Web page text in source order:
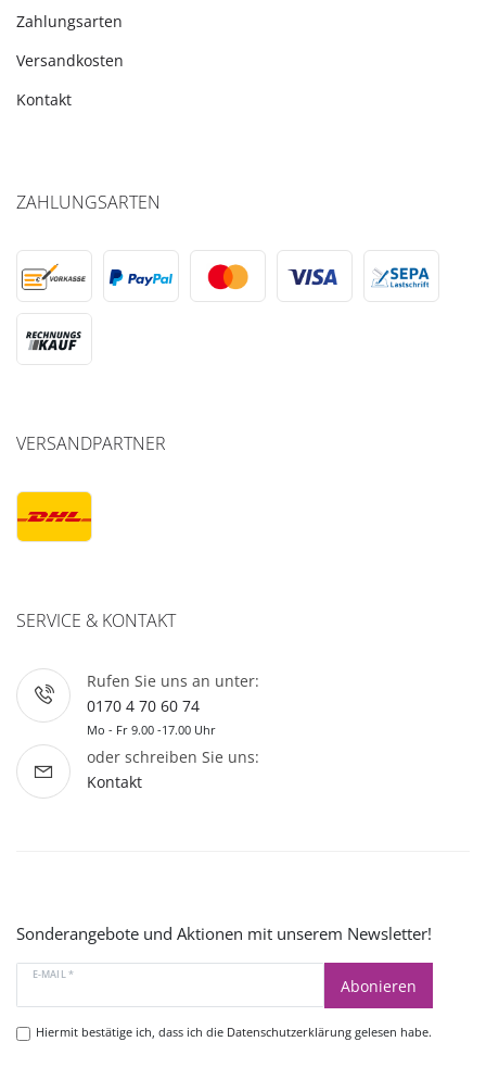
Zahlungsarten
Versandkosten
Kontakt
ZAHLUNGSARTEN
VERSANDPARTNER
SERVICE & KONTAKT
Rufen Sie uns an unter:
0170 4 70 60 74
Mo - Fr 9.00 -17.00 Uhr
oder schreiben Sie uns:
Kontakt
Sonderangebote und Aktionen mit unserem Newsletter!
E-MAIL *
Abonieren
Hiermit bestätige ich, dass ich die Datenschutzerklärunggelesen habe.